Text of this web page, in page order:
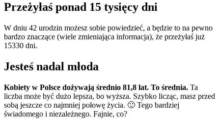
Przeżyłaś ponad 15 tysięcy dni
W dniu 42 urodzin możesz sobie powiedzieć, a będzie to na pewno
bardzo znaczące (wiele zmieniająca informacja), że przeżyłaś już
15330 dni.
Jesteś nadal młoda
Kobiety w Polsce dożywają średnio 81,8 lat. To średnia. Ta
liczba może być dużo lepsza, bo wyższa. Szybko licząc, masz przed
sobą jeszcze co najmniej połowę życia. 🙂 Tego bardziej
świadomego i niezależnego. Fajnie, co?